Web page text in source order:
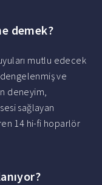
demek?
mutlu edecek
ve
deneyim,
sağlayan
14 hi-fi hoparlör